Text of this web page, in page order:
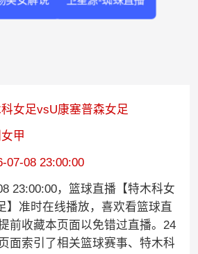
女足vsU康塞普森女足
甲
07-08 23:00:00
23:00:00，篮球直播【特木科女
】准时在线播放，喜欢看篮球直
前收藏本页面以免错过直播。24
面索引了相关篮球赛事、特木科